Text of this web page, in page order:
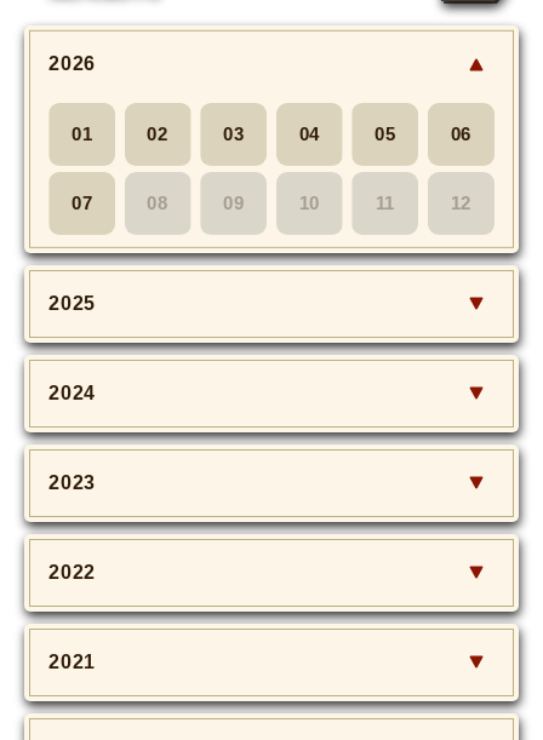
2026
01 02 03 04 05 06
07 08 09 10 11 12
2025
2024
2023
2022
2021